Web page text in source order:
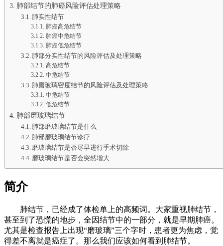
肺部结节的肺癌风险评估处理策略
肺实性结节
肺癌高危结节
肺癌中危结节
肺癌低危结节
肺部分实性结节的风险评估及处理策略
高危结节
中危结节
肺磨玻璃密度结节的风险评估及处理策略
中危结节
低危结节
肺部磨玻璃结节
肺部磨玻璃结节是什么
肺部磨玻璃结节诊疗
磨玻璃结节是否尽早进行手术切除
磨玻璃结节是否会突然增大
简介
肺结节，已经成了体检单上的高频词。大家重视肺结节，
甚至到了恐慌的地步，全因结节中的一部分，就是早期肺癌。
尤其是检查报告上出现“磨玻璃”三个字时，患者更为焦虑，觉
得差不离就是癌症了。那么我们应该如何看到肺结节。